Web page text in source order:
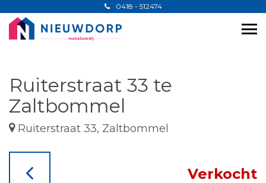
0418 - 512474
Ruiterstraat 33 te
Zaltbommel
Ruiterstraat 33, Zaltbommel
Verkocht